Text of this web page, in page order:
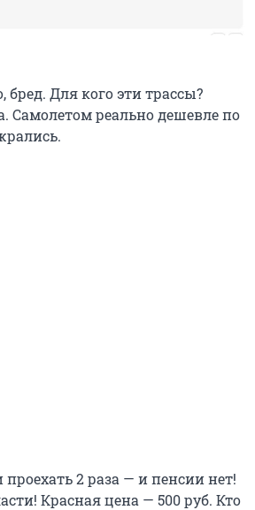
бред. Для кого эти трассы?
Самолетом реально дешевле по
проехать 2 раза — и пенсии нет!
Красная цена — 500 руб. Кто